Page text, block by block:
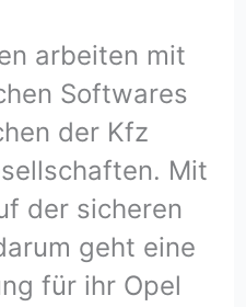
arbeiten mit
Softwares
der Kfz
Mit
der sicheren
geht eine
für ihr Opel